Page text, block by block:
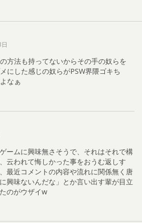
方法も持ってないからその手の奴らを
にした感じの奴らがPSW界隈ゴキち
なぁ
ームに興味無さそうで、それはそれで構
云われて悔しかった事をおうむ返しす
最近コメントの内容や流れに関係無く唐
興味ないんだな」とか言い出す輩が目立
のがウザイw